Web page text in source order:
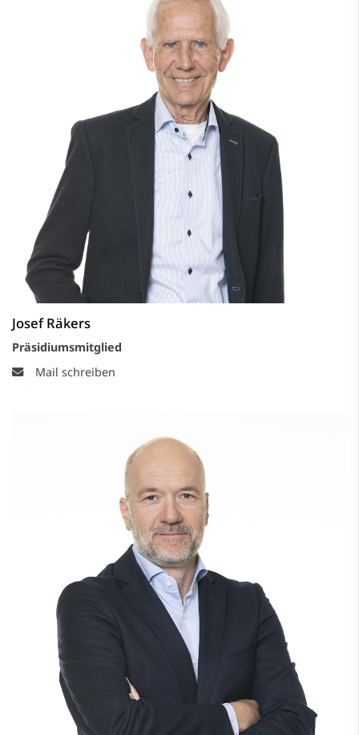
Josef Räkers
Präsidiumsmitglied
Mail schreiben